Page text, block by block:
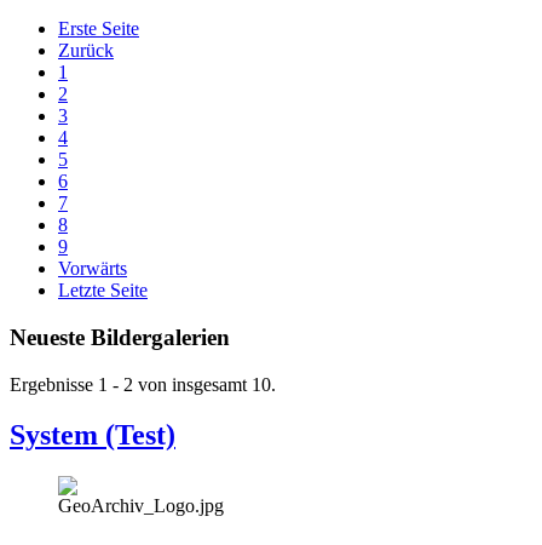
Erste Seite
Zurück
1
2
3
4
5
6
7
8
9
Vorwärts
Letzte Seite
Neueste Bildergalerien
Ergebnisse 1 - 2 von insgesamt 10.
System (Test)